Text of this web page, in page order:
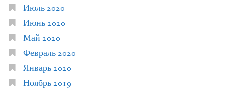
Июль 2020
Июнь 2020
Май 2020
Февраль 2020
Январь 2020
Ноябрь 2019